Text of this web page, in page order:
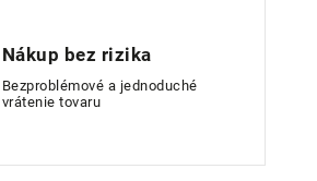
Nákup bez rizika
Bezproblémové a jednoduché
vrátenie tovaru